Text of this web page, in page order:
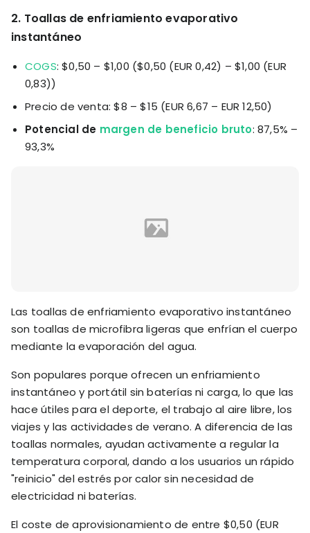
2. Toallas de enfriamiento evaporativo
instantáneo
COGS: $0,50 – $1,00 ($0,50 (EUR 0,42) – $1,00 (EUR
0,83))
Precio de venta: $8 – $15 (EUR 6,67 – EUR 12,50)
Potencial de margen de beneficio bruto: 87,5% –
93,3%
Las toallas de enfriamiento evaporativo instantáneo
son toallas de microfibra ligeras que enfrían el cuerpo
mediante la evaporación del agua.
Son populares porque ofrecen un enfriamiento
instantáneo y portátil sin baterías ni carga, lo que las
hace útiles para el deporte, el trabajo al aire libre, los
viajes y las actividades de verano. A diferencia de las
toallas normales, ayudan activamente a regular la
temperatura corporal, dando a los usuarios un rápido
"reinicio" del estrés por calor sin necesidad de
electricidad ni baterías.
El coste de aprovisionamiento de entre $0,50 (EUR